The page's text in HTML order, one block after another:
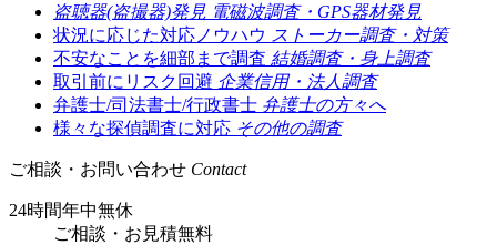
盗聴器(盗撮器)発見 電磁波調査・GPS器材発見
状況に応じた対応ノウハウ ストーカー調査・対策
不安なことを細部まで調査 結婚調査・身上調査
取引前にリスク回避 企業信用・法人調査
弁護士/司法書士/行政書士 弁護士の方々へ
様々な探偵調査に対応 その他の調査
ご相談・お問い合わせ Contact
24時間年中無休
ご相談 ・ お見積無料